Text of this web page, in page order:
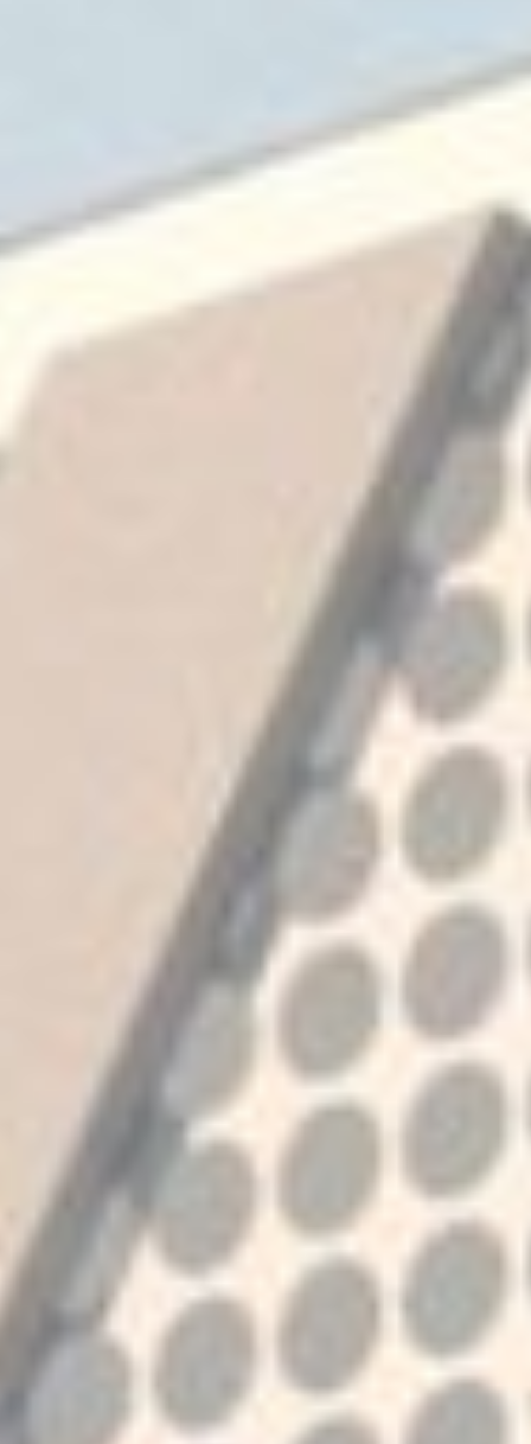
UMSETZUNG?
Wir sind Ihr Partner für individuelle
Lichtlösungen.
Sagen Sie uns Hallo!